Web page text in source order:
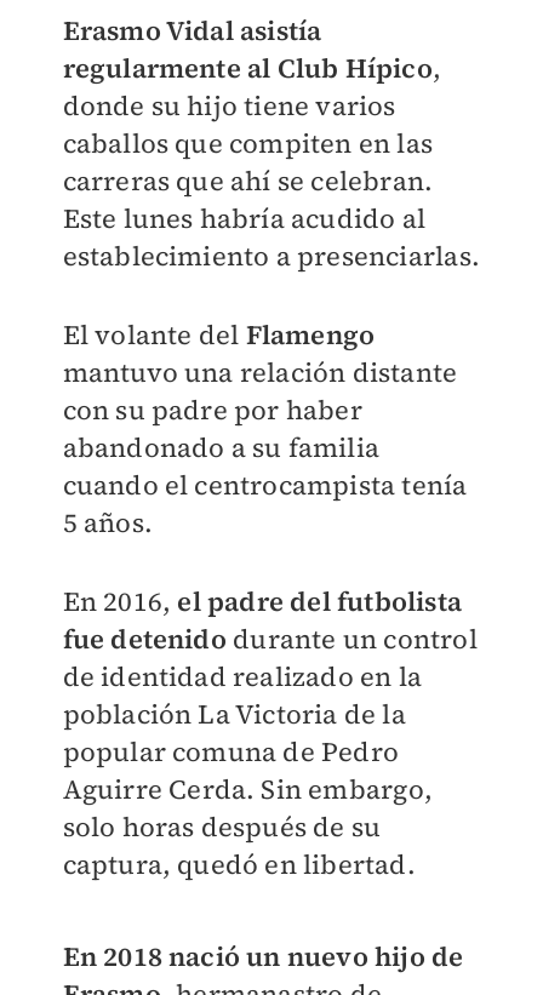
Erasmo Vidal asistía
regularmente al Club Hípico,
donde su hijo tiene varios
caballos que compiten en las
carreras que ahí se celebran.
Este lunes habría acudido al
establecimiento a presenciarlas.
El volante del Flamengo
mantuvo una relación distante
con su padre por haber
abandonado a su familia
cuando el centrocampista tenía
5 años.
En 2016, el padre del futbolista
fue detenido durante un control
de identidad realizado en la
población La Victoria de la
popular comuna de Pedro
Aguirre Cerda. Sin embargo,
solo horas después de su
captura, quedó en libertad.
En 2018 nació un nuevo hijo de